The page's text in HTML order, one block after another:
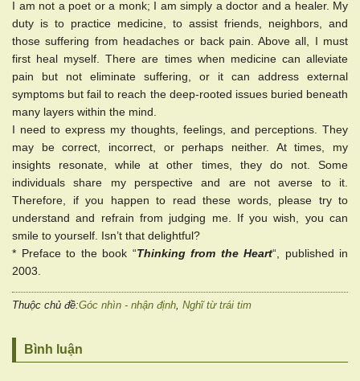
I am not a poet or a monk; I am simply a doctor and a healer. My
duty is to practice medicine, to assist friends, neighbors, and
those suffering from headaches or back pain. Above all, I must
first heal myself. There are times when medicine can alleviate
pain but not eliminate suffering, or it can address external
symptoms but fail to reach the deep-rooted issues buried beneath
many layers within the mind.
I need to express my thoughts, feelings, and perceptions. They
may be correct, incorrect, or perhaps neither. At times, my
insights resonate, while at other times, they do not. Some
individuals share my perspective and are not averse to it.
Therefore, if you happen to read these words, please try to
understand and refrain from judging me. If you wish, you can
smile to yourself. Isn’t that delightful?
* Preface to the book “Thinking from the Heart“, published in
2003.
Thuộc chủ đề:Góc nhìn - nhận định, Nghĩ từ trái tim
Bình luận